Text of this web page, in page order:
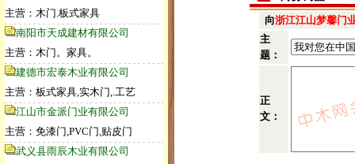
主营：木门.板式家具
南阳市天成建材有限公司
主营：木门。家具。
建德市宏泰木业有限公司
主营：板式家具,实木门,.工艺
江山市金派门业有限公司
主营：免漆门,PVC门,贴皮门
武义县雨辰木业有限公司
向浙江江山梦馨门
主
题：
正
文：